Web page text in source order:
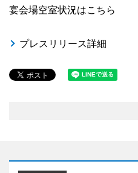
宴会場空室状況はこちら
プレスリリース詳細